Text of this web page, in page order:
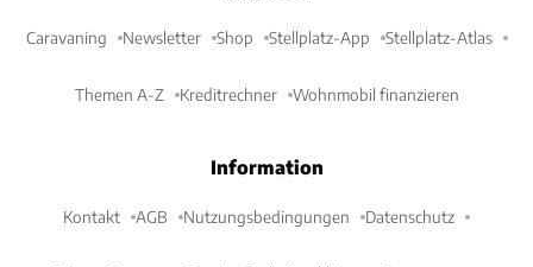
Caravaning Newsletter Shop Stellplatz-App Stellplatz-Atlas
Themen A-Z Kreditrechner Wohnmobil finanzieren
Information
Kontakt AGB Nutzungsbedingungen Datenschutz